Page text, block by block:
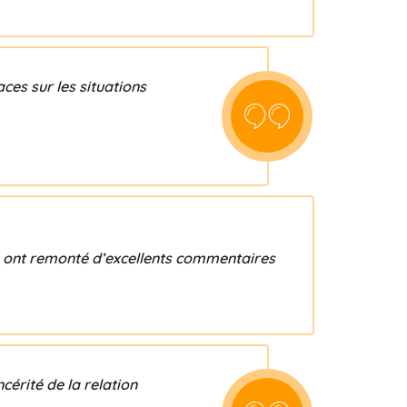
sur les situations
remonté d’excellents commentaires
de la relation